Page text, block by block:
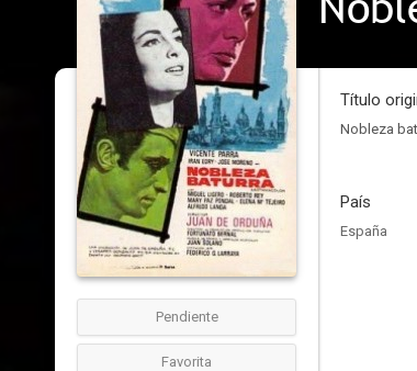
Pendiente
Favorita
Título
Nobleza
País
España